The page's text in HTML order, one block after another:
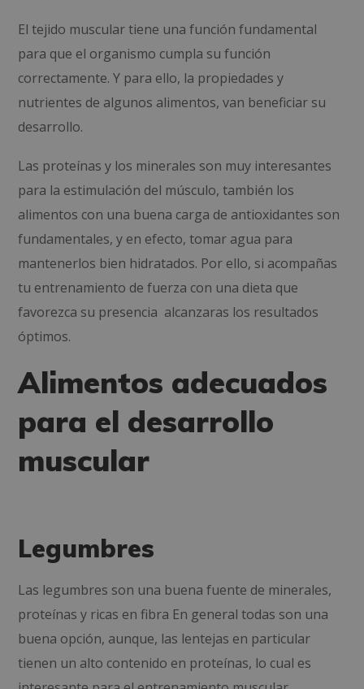
El tejido muscular tiene una función fundamental
para que el organismo cumpla su función
correctamente. Y para ello, la propiedades y
nutrientes de algunos alimentos, van beneficiar su
desarrollo.
Las proteínas y los minerales son muy interesantes
para la estimulación del músculo, también los
alimentos con una buena carga de antioxidantes son
fundamentales, y en efecto, tomar agua para
mantenerlos bien hidratados. Por ello, si acompañas
tu entrenamiento de fuerza con una dieta que
favorezca su presencia alcanzaras los resultados
óptimos.
Alimentos adecuados
para el desarrollo
muscular
Legumbres
Las legumbres son una buena fuente de minerales,
proteínas y ricas en fibra En general todas son una
buena opción, aunque, las lentejas en particular
tienen un alto contenido en proteínas, lo cual es